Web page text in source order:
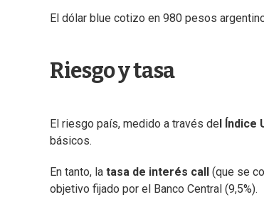
El dólar blue cotizo en 980 pesos
Riesgo y tasa
El riesgo país, medido a través de l Índice
básicos.
En tanto, la tasa de interés call (que se
objetivo fijado por el Banco Central (9,5%).